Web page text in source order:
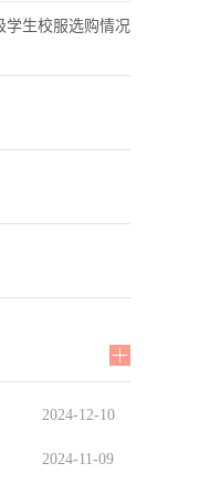
学生校服选购情况
2024-12-10
2024-11-09